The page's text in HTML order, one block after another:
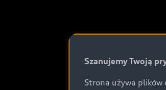
Szanujemy Twoją
Strona używa